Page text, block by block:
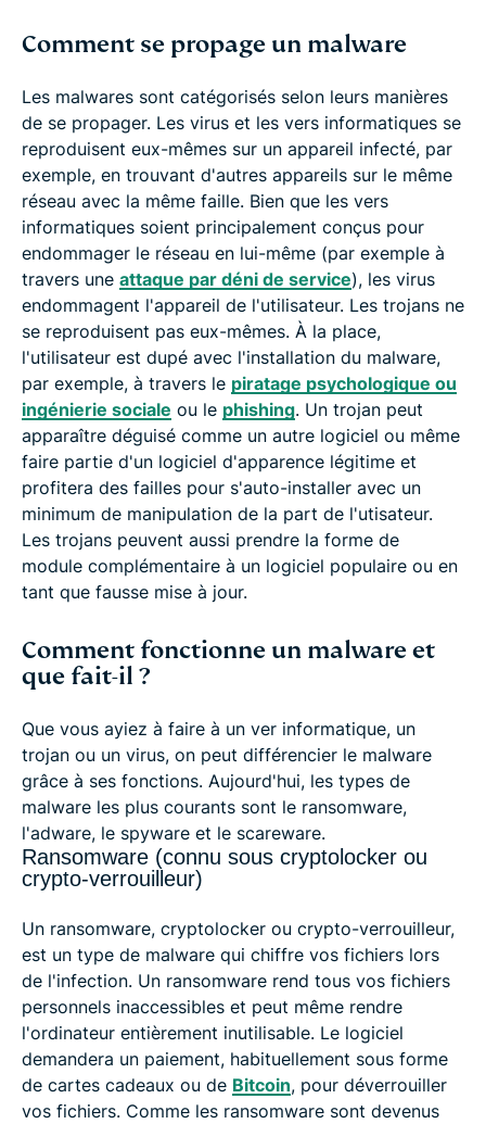
Comment se propage un malware
Les malwares sont catégorisés selon leurs manières
de se propager. Les virus et les vers informatiques se
reproduisent eux-mêmes sur un appareil infecté, par
exemple, en trouvant d'autres appareils sur le même
réseau avec la même faille. Bien que les vers
informatiques soient principalement conçus pour
endommager le réseau en lui-même (par exemple à
travers une attaque par déni de service), les virus
endommagent l'appareil de l'utilisateur. Les trojans ne
se reproduisent pas eux-mêmes. À la place,
l'utilisateur est dupé avec l'installation du malware,
par exemple, à travers le piratage psychologique ou
ingénierie sociale ou le phishing. Un trojan peut
apparaître déguisé comme un autre logiciel ou même
faire partie d'un logiciel d'apparence légitime et
profitera des failles pour s'auto-installer avec un
minimum de manipulation de la part de l'utisateur.
Les trojans peuvent aussi prendre la forme de
module complémentaire à un logiciel populaire ou en
tant que fausse mise à jour.
Comment fonctionne un malware et
que fait-il ?
Que vous ayiez à faire à un ver informatique, un
trojan ou un virus, on peut différencier le malware
grâce à ses fonctions. Aujourd'hui, les types de
malware les plus courants sont le ransomware,
l'adware, le spyware et le scareware.
Ransomware (connu sous cryptolocker ou
crypto-verrouilleur)
Un ransomware, cryptolocker ou crypto-verrouilleur,
est un type de malware qui chiffre vos fichiers lors
de l'infection. Un ransomware rend tous vos fichiers
personnels inaccessibles et peut même rendre
l'ordinateur entièrement inutilisable. Le logiciel
demandera un paiement, habituellement sous forme
de cartes cadeaux ou de Bitcoin, pour déverrouiller
vos fichiers. Comme les ransomware sont devenus